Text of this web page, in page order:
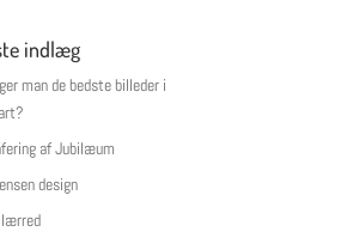
indlæg
man de bedste billeder i
af Jubilæum
design
lærred